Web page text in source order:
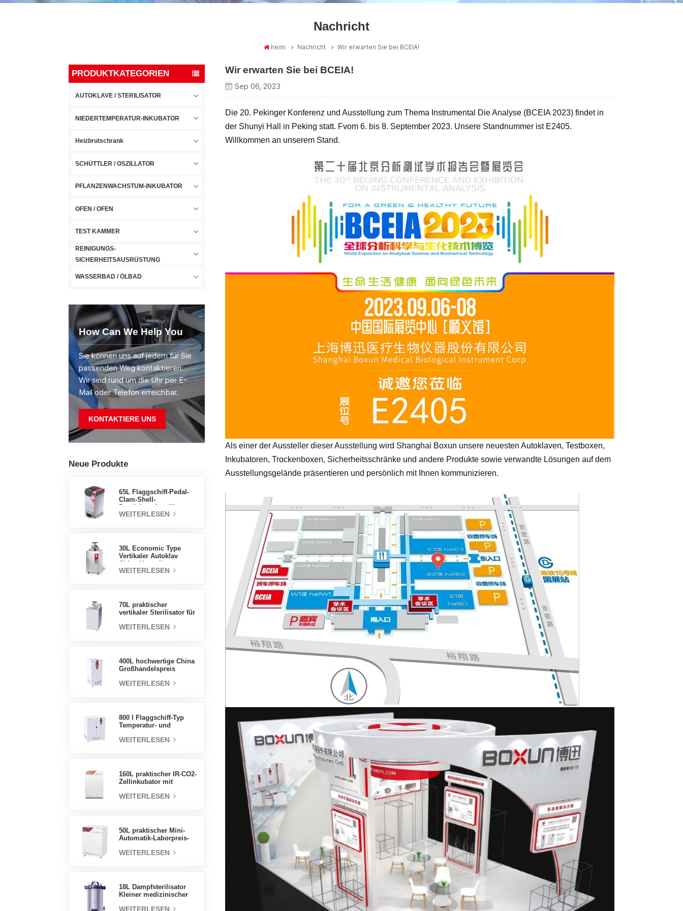
Nachricht
heim Nachricht Wir erwarten Sie bei BCEIA!
PRODUKTKATEGORIEN
AUTOKLAVE / STERILISATOR
NIEDERTEMPERATUR-INKUBATOR
Heizbrutschrank
SCHÜTTLER / OSZILLATOR
PFLANZENWACHSTUM-INKUBATOR
OFEN / OFEN
TEST KAMMER
REINIGUNGS-
SICHERHEITSAUSRÜSTUNG
WASSERBAD / ÖLBAD
How Can We Help You
Sie können uns auf jedem für Sie
passenden Weg kontaktieren.
Wir sind rund um die Uhr per E-
Mail oder Telefon erreichbar.
KONTAKTIERE UNS
Neue Produkte
65L Flaggschiff-Pedal-
Clam-Shell-
Fabrik
WEITERLESEN
30L Economic Type
Vertikaler Autoklav
Druckdampfsterilisator
WEITERLESEN
70L praktischer
vertikaler Sterilisator für
Design,
WEITERLESEN
400L hochwertige China
Großhandelspreis
Luftfeuchtigkeit stabile
WEITERLESEN
800 l Flaggschiff-Typ
Temperatur- und
Inkubatorkammer,
WEITERLESEN
160L praktischer IR-CO2-
Zellinkubator mit
professionelle Fabrik-
WEITERLESEN
50L praktischer Mini-
Automatik-Laborpreis-
WEITERLESEN
18L Dampfsterilisator
Kleiner medizinischer
WEITERLESEN
Wir erwarten Sie bei BCEIA!
Sep 06, 2023
Die 20. Pekinger Konferenz und Ausstellung zum Thema Instrumental
Die Analyse (BCEIA 2023) findet in
der Shunyi Hall in Peking statt. Fvom 6. bis 8. September 2023. Unsere Standnummer ist E2405.
Willkommen an unserem Stand.
Als einer der Aussteller dieser Ausstellung wird Shanghai Boxun unsere neuesten Autoklaven, Testboxen,
Inkubatoren, Trockenboxen, Sicherheitsschränke und andere Produkte sowie verwandte Lösungen auf dem
Ausstellungsgelände präsentieren und persönlich mit Ihnen kommunizieren.